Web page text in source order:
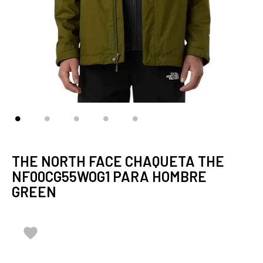
THE NORTH FACE CHAQUETA THE
NF00CG55WOG1 PARA HOMBRE
GREEN
